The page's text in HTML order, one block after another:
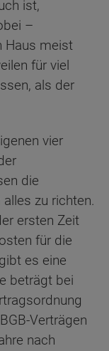
ist,
–
Haus meist
für viel
als der
vier
die
zu richten.
ersten Zeit
für die
es eine
beträgt bei
Verträgen
nach